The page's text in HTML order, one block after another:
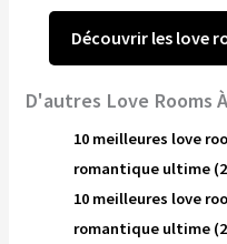
Découvrir les love
D'autres Love Rooms
10 meilleures love
romantique ultime
10 meilleures love
romantique ultime